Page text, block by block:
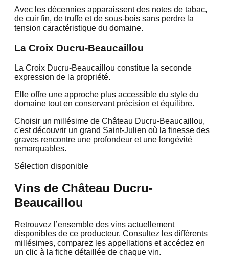
Avec les décennies apparaissent des notes de tabac,
de cuir fin, de truffe et de sous-bois sans perdre la
tension caractéristique du domaine.
La Croix Ducru-Beaucaillou
La Croix Ducru-Beaucaillou constitue la seconde
expression de la propriété.
Elle offre une approche plus accessible du style du
domaine tout en conservant précision et équilibre.
Choisir un millésime de Château Ducru-Beaucaillou,
c'est découvrir un grand Saint-Julien où la finesse des
graves rencontre une profondeur et une longévité
remarquables.
Sélection disponible
Vins de Château Ducru-
Beaucaillou
Retrouvez l’ensemble des vins actuellement
disponibles de ce producteur. Consultez les différents
millésimes, comparez les appellations et accédez en
un clic à la fiche détaillée de chaque vin.